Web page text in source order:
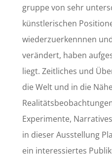
gruppe von sehr
künstlerischen
wiederzuerkennnen
verändert, haben
liegt. Zeitliches und
die Welt und in die
Experimente,
in dieser Ausstellung
ein interessiertes